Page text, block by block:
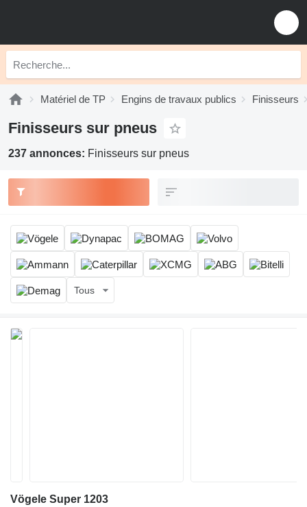
Matériel de TP Engins de travaux publics Finisseurs
Finisseurs sur pneus
237 annonces: Finisseurs sur pneus
Tous
Vögele Super 1203